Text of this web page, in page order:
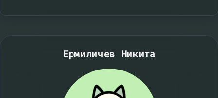
Ермиличев Никита